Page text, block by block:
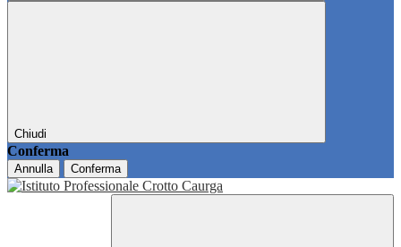
Chiudi
Conferma
Annulla Conferma